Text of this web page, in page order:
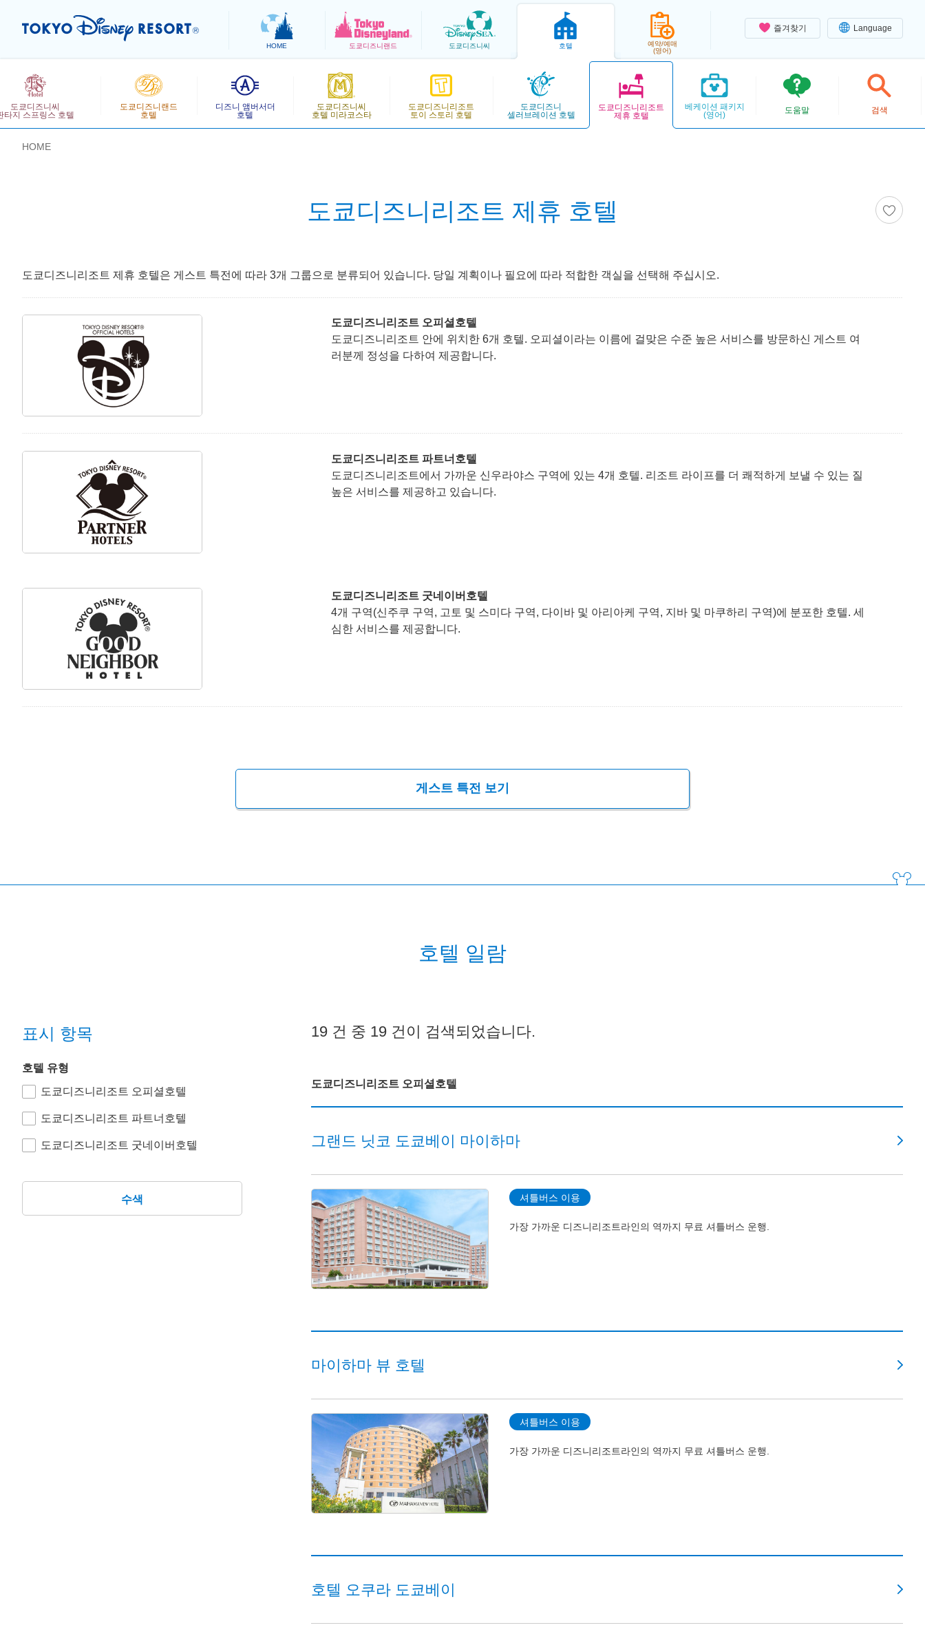
즐겨찾기 Language
HOME 도쿄디즈니랜드 도쿄디즈니씨 호텔
예약/예매
(영어)
도쿄디즈니씨
타지 스프링스 호텔
도쿄디즈니랜드
호텔
디즈니 앰버서더
호텔
도쿄디즈니씨
호텔 미라코스타
도쿄디즈니리조트
토이 스토리 호텔
도쿄디즈니
셀러브레이션 호텔
도쿄디즈니리조트
제휴 호텔
베케이션 패키지
(영어)
도움말 검색
HOME
도쿄디즈니리조트 제휴 호텔
도쿄디즈니리조트 제휴 호텔은 게스트 특전에 따라 3개 그룹으로 분류되어 있습니다. 당일 계획이나 필요에 따라 적합한 객실을 선택해 주십시오.
도쿄디즈니리조트 오피셜호텔
도쿄디즈니리조트 안에 위치한 6개 호텔. 오피셜이라는 이름에 걸맞은 수준 높은 서비스를 방문하신 게스트 여
러분께 정성을 다하여 제공합니다.
도쿄디즈니리조트 파트너호텔
도쿄디즈니리조트에서 가까운 신우라야스 구역에 있는 4개 호텔. 리조트 라이프를 더 쾌적하게 보낼 수 있는 질
높은 서비스를 제공하고 있습니다.
도쿄디즈니리조트 굿네이버호텔
4개 구역(신주쿠 구역, 고토 및 스미다 구역, 다이바 및 아리아케 구역, 지바 및 마쿠하리 구역)에 분포한 호텔. 세
심한 서비스를 제공합니다.
게스트 특전 보기
호텔 일람
표시 항목
호텔 유형
도쿄디즈니리조트 오피셜호텔
도쿄디즈니리조트 파트너호텔
도쿄디즈니리조트 굿네이버호텔
19 건 중 19 건이 검색되었습니다.
도쿄디즈니리조트 오피셜호텔
그랜드 닛코 도쿄베이 마이하마
셔틀버스 이용
가장 가까운 디즈니리조트라인의 역까지 무료 셔틀버스 운행.
마이하마 뷰 호텔
셔틀버스 이용
가장 가까운 디즈니리조트라인의 역까지 무료 셔틀버스 운행.
호텔 오쿠라 도쿄베이